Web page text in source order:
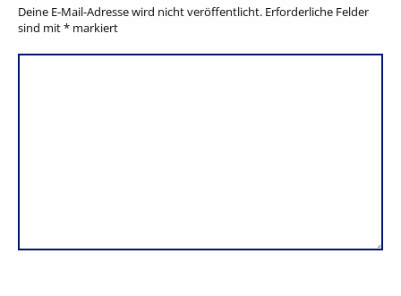
Deine E-Mail-Adresse wird nicht veröffentlicht. Erforderliche Felder
sind mit* markiert